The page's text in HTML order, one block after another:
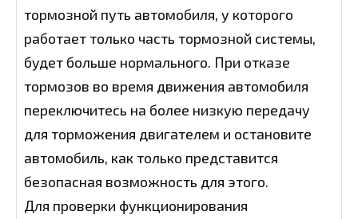
тормозной путь автомобиля, у которого
работает только часть тормозной системы,
будет больше нормального. При отказе
тормозов во время движения автомобиля
переключитесь на более низкую передачу
для торможения двигателем и остановите
автомобиль, как только представится
безопасная возможность для этого.
Для проверки функционирования